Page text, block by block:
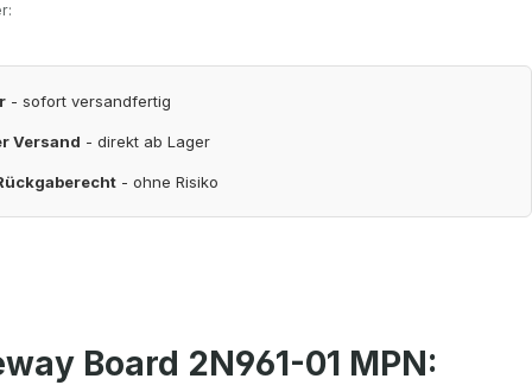
- sofort versandfertig
Versand - direkt ab Lager
- ohne Risiko
Board 2N961-01 MPN: